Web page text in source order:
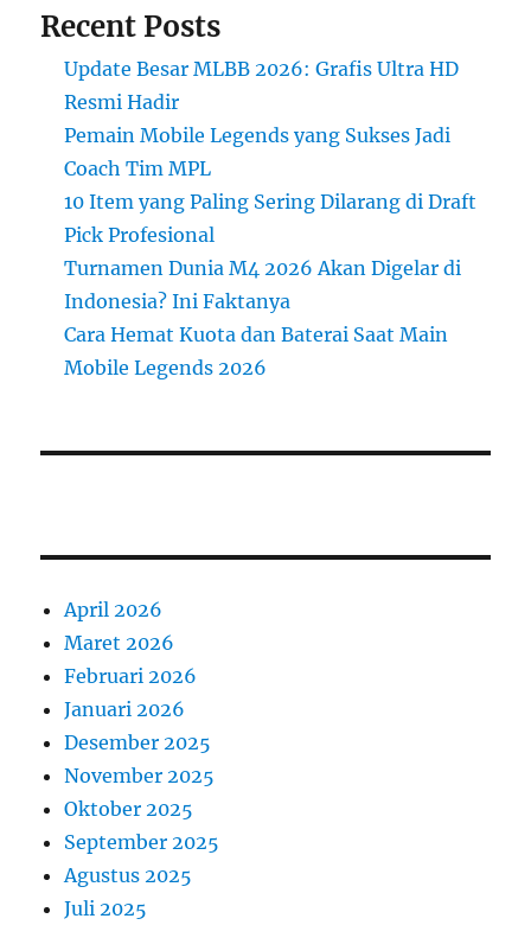
Recent Posts
Update Besar MLBB 2026: Grafis Ultra HD
Resmi Hadir
Pemain Mobile Legends yang Sukses Jadi
Coach Tim MPL
10 Item yang Paling Sering Dilarang di Draft
Pick Profesional
Turnamen Dunia M4 2026 Akan Digelar di
Indonesia? Ini Faktanya
Cara Hemat Kuota dan Baterai Saat Main
Mobile Legends 2026
April 2026
Maret 2026
Februari 2026
Januari 2026
Desember 2025
November 2025
Oktober 2025
September 2025
Agustus 2025
Juli 2025